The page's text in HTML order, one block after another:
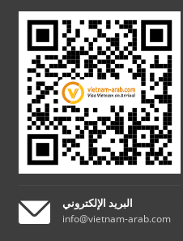
البريد الإلكتروني
info@vietnam-arab.com